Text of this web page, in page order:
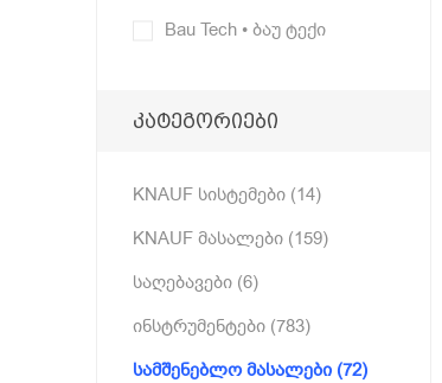
Bau Tech • ბაუ ტექი
კატეგორიები
KNAUF სისტემები (14)
KNAUF მასალები (159)
საღებავები (6)
ინსტრუმენტები (783)
სამშენებლო მასალები (72)